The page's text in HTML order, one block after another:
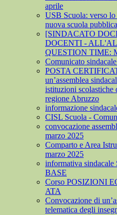
aprile
USB Scuola: verso
nuova scuola
[SINDACATO
DOCENTI -
QUESTION TIME:
Comunicato
POSTA
un’assemblea
istituzioni scolastiche
regione Abruzzo
informazione
CISL Scuola -
convocazione
marzo 2025
Comparto e Area
marzo 2025
informativa
BASE
Corso POSIZIONI
ATA
Convocazione di
telematica degli